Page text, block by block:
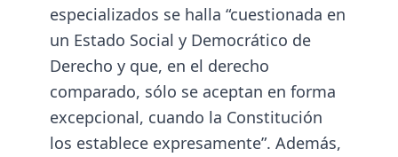
especializados se halla “cuestionada en
un Estado Social y Democrático de
Derecho y que, en el derecho
comparado, sólo se aceptan en forma
excepcional, cuando la Constitución
los establece expresamente”. Además,